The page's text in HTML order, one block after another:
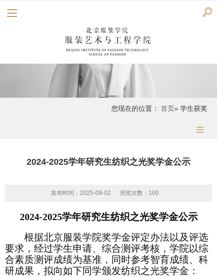
您现在的位置： 首页» 学生获奖
2024-2025学年研究生纺织之光奖学金公示
发布时间：2025-09-02 浏览次数： 100
2024-2025学年研究生纺织之光奖学金公示
根据北京服装学院奖学金评定办法以及评选
要求，经过学生申请、综合测评考核，学院以综
合素质测评成绩为基准，同时参考智育成绩、科
研成果，拟向如下同学颁发纺织之光奖学金：